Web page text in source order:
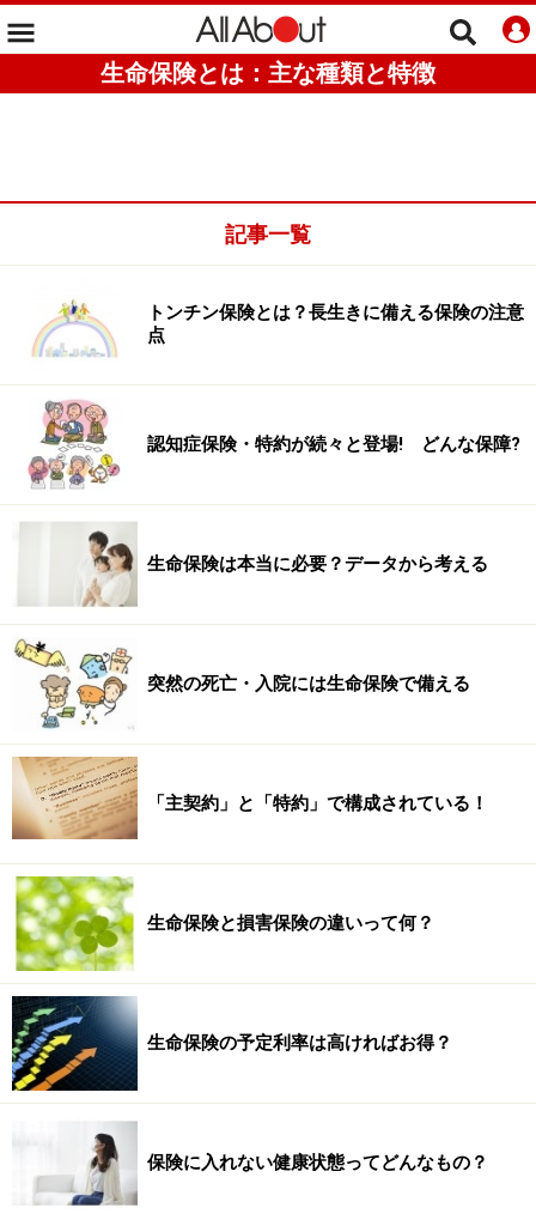
生命保険とは：主な種類と特徴
記事一覧
トンチン保険とは？長生きに備える保険の注意
点
認知症保険・特約が続々と登場! どんな保障?
生命保険は本当に必要？データから考える
突然の死亡・入院には生命保険で備える
「主契約」と「特約」で構成されている！
生命保険と損害保険の違いって何？
生命保険の予定利率は高ければお得？
保険に入れない健康状態ってどんなもの？